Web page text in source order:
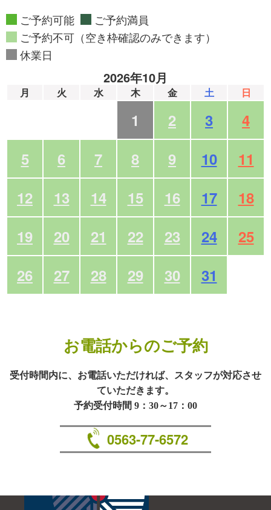
ご予約可能
ご予約満員
ご予約不可（空き枠確認のみできます）
休業日
2026年10月
月 火 水 木 金 土 日
1 2 3
4
5
6 7 8 9 10
11
12
13 14 15 16 17
18
19
20 21 22 23 24
25
26
27 28 29 30 31
お電話からのご予約
受付時間内に、お電話いただければ、スタッフが対応させ
ていただきます。
予約受付時間 9：30～17：00
0563-77-6572